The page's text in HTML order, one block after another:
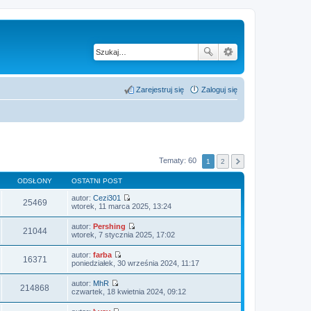
Zaloguj się
Zarejestruj się
Tematy: 60 1 2
ODSŁONY OSTATNI POST
25469 autor: Cezi301
W
ś
w
i
e
l
n
o
wtorek, 11 marca 2025, 13:24
21044 autor: Pershing
W
i
e
l
wtorek, 7 stycznia 2025, 17:02
16371 autor: farba
W
i
e
poniedziałek, 30 września 2024, 11:17
214868 autor: MhR
W
czwartek, 18 kwietnia 2024, 09:12